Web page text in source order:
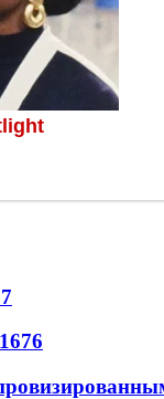
1676